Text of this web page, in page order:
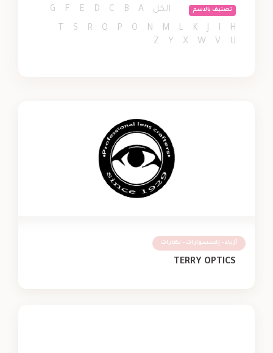
تصنيف بالاسم الكل A
B
C
D
E
F
G
H
I
K
L
M
N
O
P
Q
R
S
T
U
V
W
X
Y
Z
أزياء - إكسسوارات - نظارات
TERRY OPTICS